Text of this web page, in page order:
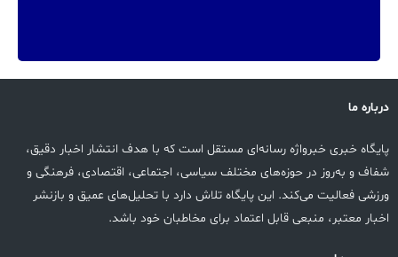
درباره ما
پایگاه خبری خبرواژه رسانه‌ای مستقل است که با هدف انتشار اخبار دقیق،
شفاف و به‌روز در حوزه‌های مختلف سیاسی، اجتماعی، اقتصادی، فرهنگی و
ورزشی فعالیت می‌کند. این پایگاه تلاش دارد با تحلیل‌های عمیق و بازنشر
اخبار معتبر، منبعی قابل اعتماد برای مخاطبان خود باشد.